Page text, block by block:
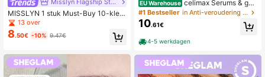
MISSLYN 1 stuk Must-Buy 10-kleur
en oogschaduwpalet met kwast, ho
og gepigmenteerd, mengbaar, gladd
e textuur, langhoudend oogmake-u
king, feest, Y2K en cadeau
13 over
8.50€ -10% 9.47€
EU Warehouse celimax Serums & gez
ichtsbehandelingen
#1 Bestseller in Anti-veroudering Serums & Gezichtsbehandelingen
10.61€
4-5 werkdagen